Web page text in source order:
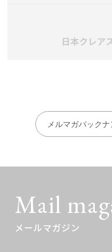
日本クレア
メルマガバック
Mail
メールマガジン